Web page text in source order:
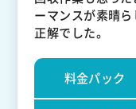
ーマンスが素晴
正解でした。
料金パック